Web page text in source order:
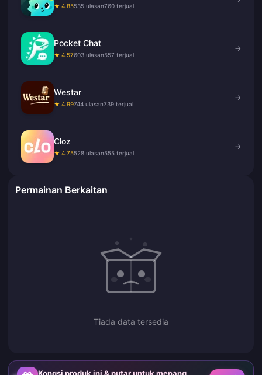
★ 4.85535 ulasan760 terjual
Pocket Chat
★ 4.57603 ulasan557 terjual
→
Westar
★ 4.99744 ulasan739 terjual
→
Cloz
★ 4.75528 ulasan555 terjual
→
Permainan Berkaitan
Tiada data tersedia
Kongsi produk ini & putar untuk menang